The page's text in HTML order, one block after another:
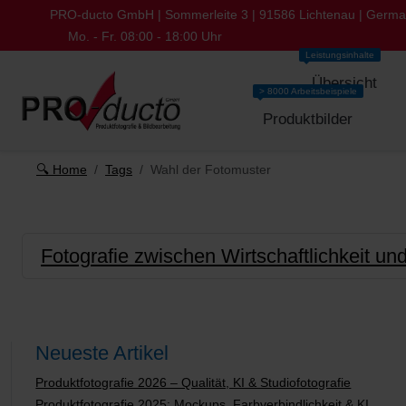
PRO-ducto GmbH | Sommerleite 3 | 91586 Lichtenau |
Mo. - Fr. 08:00 - 18:00 Uhr
Übersicht
Leistungsinhalte
Produktbilder
> 8000 Arbeitsbeispiele
🔍 Home Tags Wahl der Fotomuster
Fotografie zwischen Wirtschaftlichkeit
Neueste Artikel
Produktfotografie 2026 – Qualität, KI & Studiofotografie